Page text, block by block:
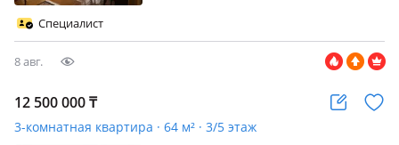
косметический ремонт, сантехника…
Специалист
8 авг.
12 500 000₸
3-комнатная квартира · 64 м² · 3/5 этаж